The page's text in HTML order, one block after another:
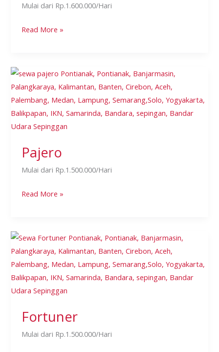
Mulai dari Rp.1.600.000/Hari
Read More »
Pajero
Mulai dari Rp.1.500.000/Hari
Pajero
Read More »
Fortuner
Mulai dari Rp.1.500.000/Hari
Fortuner